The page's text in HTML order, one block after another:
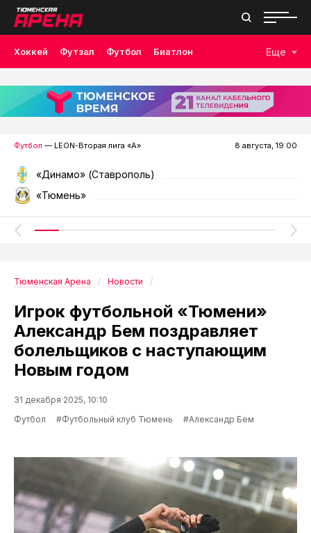
Хоккей Футзал Футбол Биатлон
Лыжные гонки Волейбол Плавание Дзюдо
Скалолазание Велоспорт Бокс
Еще
Футбол — LEON-Вторая лига «А» 8 августа, 19:00
«Динамо» (Ставрополь)
«Тюмень»
Тюменская Арена Новости
Игрок футбольной «Тюмени»
Александр Бем поздравляет
болельщиков с наступающим
Новым годом
31 декабря 2025, 10:10
Футбол
#Футбольный клуб Тюмень #Александр Бем